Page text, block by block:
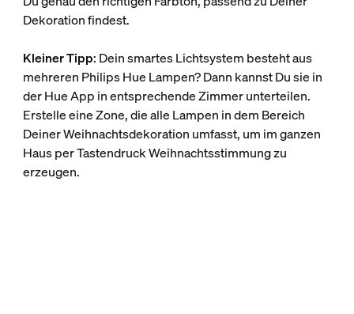
Dekoration findest.
Kleiner Tipp: Dein smartes Lichtsystem besteht aus
mehreren Philips Hue Lampen? Dann kannst Du sie in
der Hue App in entsprechende Zimmer unterteilen.
Erstelle eine Zone, die alle Lampen in dem Bereich
Deiner Weihnachtsdekoration umfasst, um im ganzen
Haus per Tastendruck Weihnachtsstimmung zu
erzeugen.